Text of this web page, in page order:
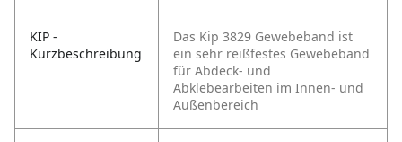
KIP -
Kurzbeschreibung
Das Kip 3829 Gewebeband ist
ein sehr reißfestes Gewebeband
für Abdeck- und
Abklebearbeiten im Innen- und
Außenbereich